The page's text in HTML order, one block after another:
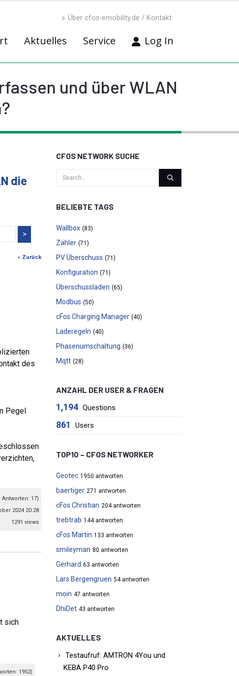
Über cfos-emobility.de / Kontakt
Aktuelles Service Log In
und über WLAN
die
>
« Zurück
des
Pegel
Antworten: 17)
2024 20:28
1291 views
sich
1952)
CFOS NETWORK SUCHE
BELIEBTE TAGS
Wallbox (83)
Zähler (71)
PV Überschuss (71)
Konfiguration (71)
Überschussladen (65)
Modbus (50)
cFos Charging Manager (40)
Laderegeln (40)
Phasenumschaltung (36)
Mqtt (28)
ANZAHL DER USER & FRAGEN
1,194 Questions
861 Users
TOP10 – CFOS NETWORKER
Geotec 1950 antworten
baertiger 271 antworten
cFos Christian 204 antworten
trebtrab 144 antworten
cFos Martin 133 antworten
smileyman 80 antworten
Gerhard 63 antworten
Lars Bergengruen 54 antworten
moin 47 antworten
DhiDet 43 antworten
AKTUELLES
Testaufruf: AMTRON 4You und
KEBA P40 Pro